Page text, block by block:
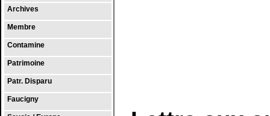
Archives
Membre
Contamine
Patrimoine
Patr. Disparu
Faucigny